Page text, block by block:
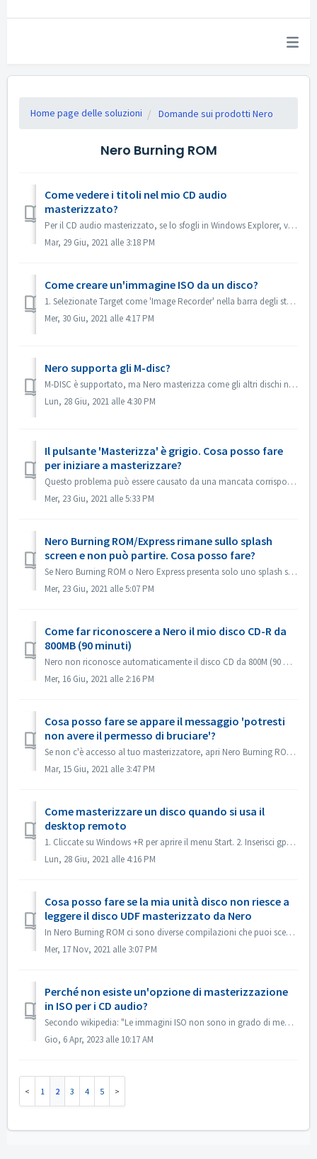
Home page delle soluzioni Domande sui prodotti Nero
Nero Burning ROM
Come vedere i titoli nel mio CD audio
masterizzato?
Per il CD audio masterizzato, se lo sfogli in Windows Explorer, viene mostrato come traccia 01, traccia 02. Questo è come previsto: Se lo si riproduce con...
Mar, 29 Giu, 2021 alle 3:18 PM
Come creare un'immagine ISO da un disco?
1. Selezionate Target come 'Image Recorder' nella barra degli strumenti. 2. Inserisci il tuo disco sorgente nell'unità. Fai clic su Copia nella...
Mer, 30 Giu, 2021 alle 4:17 PM
Nero supporta gli M-disc?
M-DISC è supportato, ma Nero masterizza come gli altri dischi normali. Non c'è un trattamento speciale per questo.
Lun, 28 Giu, 2021 alle 4:30 PM
Il pulsante 'Masterizza' è grigio. Cosa posso fare
per iniziare a masterizzare?
Questo problema può essere causato da una mancata corrispondenza tra il file del progetto e il tuo tipo di progetto. Prova altri tipi di progetto per vedere...
Mer, 23 Giu, 2021 alle 5:33 PM
Nero Burning ROM/Express rimane sullo splash
screen e non può partire. Cosa posso fare?
Se Nero Burning ROM o Nero Express presenta solo uno splash screen ma nessuna finestra dell'applicazione, controllare se sul computer è presente un'...
Mer, 23 Giu, 2021 alle 5:07 PM
Come far riconoscere a Nero il mio disco CD-R da
800MB (90 minuti)
Nero non riconosce automaticamente il disco CD da 800M (90 minuti). Ora viene ancora rilevato come 700M (80 minuti). Se hai bisogno di masterizzare un disc...
Mer, 16 Giu, 2021 alle 2:16 PM
Cosa posso fare se appare il messaggio 'potresti
non avere il permesso di bruciare'?
Se non c'è accesso al tuo masterizzatore, apri Nero Burning ROM o Nero Express, il messaggio di errore appare. Come risolvere questo problema: So...
Mar, 15 Giu, 2021 alle 3:47 PM
Come masterizzare un disco quando si usa il
desktop remoto
1. Cliccate su Windows +R per aprire il menu Start. 2. Inserisci gpedit.msc nella casella di ricerca e premi il tasto [Invio] sulla tastiera. Questo aprirà...
Lun, 28 Giu, 2021 alle 4:16 PM
Cosa posso fare se la mia unità disco non riesce a
leggere il disco UDF masterizzato da Nero
In Nero Burning ROM ci sono diverse compilazioni che puoi scegliere. Se hai masterizzato un disco UDF ma la compatibilità della tua unità disco e UDF non ...
Mer, 17 Nov, 2021 alle 3:07 PM
Perché non esiste un'opzione di masterizzazione
in ISO per i CD audio?
Secondo wikipedia: "Le immagini ISO non sono in grado di memorizzare e ricreare i dischi CD-Audio, a causa del fatto che i dischi CD-Audio non utilizz...
Gio, 6 Apr, 2023 alle 10:17 AM
1 2 3 4 5